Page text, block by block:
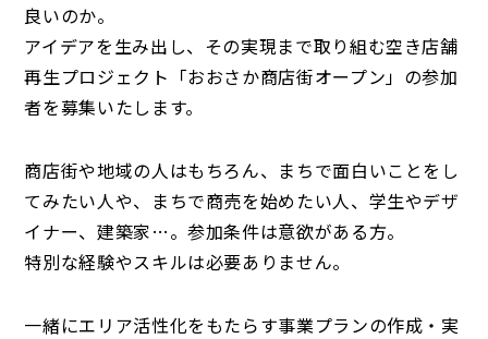
良いのか。
アイデアを生み出し、その実現まで取り組む空き店舗
再生プロジェクト「おおさか商店街オープン」の参加
者を募集いたします。
商店街や地域の人はもちろん、まちで面白いことをし
てみたい人や、まちで商売を始めたい人、学生やデザ
イナー、建築家…。参加条件は意欲がある方。
特別な経験やスキルは必要ありません。
一緒にエリア活性化をもたらす事業プランの作成・実